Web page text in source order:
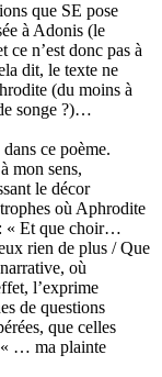
que SE pose
à Adonis (le
n’est donc pas à
dit, le texte ne
(du moins à
songe ?)…
ce poème.
mon sens,
le décor
où Aphrodite
: « Et que choir…
rien de plus / Que
où
l’exprime
de questions
que celles
« … ma plainte